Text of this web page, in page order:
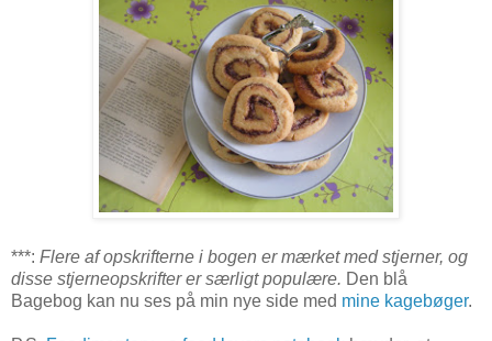
***: Flere af opskrifterne i bogen er mærket med stjerner, og
disse stjerneopskrifter er særligt populære. Den blå
Bagebog kan nu ses på min nye side med mine kagebøger.